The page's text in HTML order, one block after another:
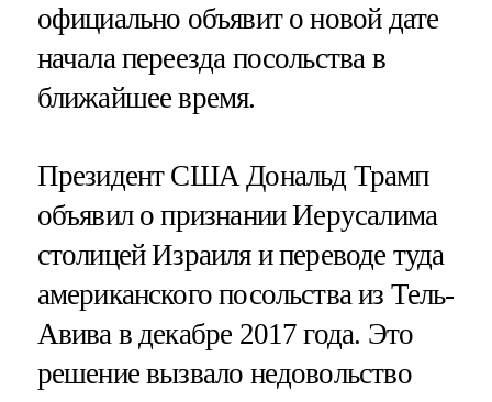
официально объявит о новой дате
начала переезда посольства в
ближайшее время.
Президент США Дональд Трамп
объявил о признании Иерусалима
столицей Израиля и переводе туда
американского посольства из Тель-
Авива в декабре 2017 года. Это
решение вызвало недовольство